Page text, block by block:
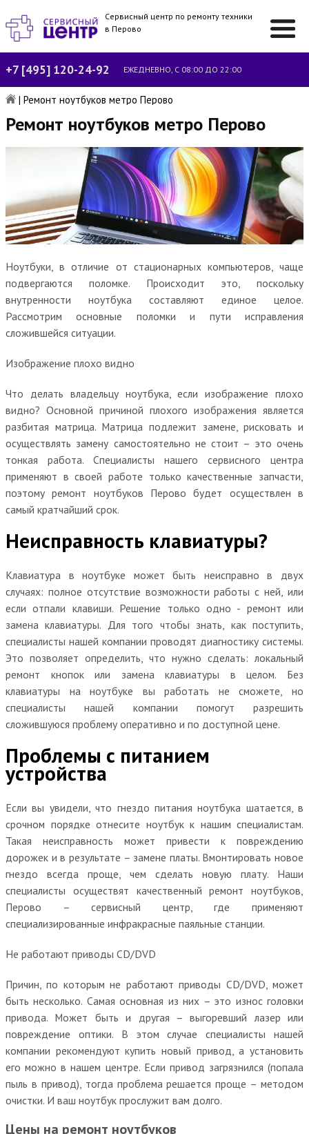
Сервисный центр по ремонту техники
в Перово
+7 [495] 120-24-92 ЕЖЕДНЕВНО, С 08:00 ДО 22:00
| Ремонт ноутбуков метро Перово
Ремонт ноутбуков метро Перово
Ноутбуки, в отличие от стационарных компьютеров, чаще
подвергаются поломке. Происходит это, поскольку
внутренности ноутбука составляют единое целое.
Рассмотрим основные поломки и пути исправления
сложившейся ситуации.
Изображение плохо видно
Что делать владельцу ноутбука, если изображение плохо
видно? Основной причиной плохого изображения является
разбитая матрица. Матрица подлежит замене, рисковать и
осуществлять замену самостоятельно не стоит – это очень
тонкая работа. Специалисты нашего сервисного центра
применяют в своей работе только качественные запчасти,
поэтому ремонт ноутбуков Перово будет осуществлен в
самый кратчайший срок.
Неисправность клавиатуры?
Клавиатура в ноутбуке может быть неисправно в двух
случаях: полное отсутствие возможности работы с ней, или
если отпали клавиши. Решение только одно - ремонт или
замена клавиатуры. Для того чтобы знать, как поступить,
специалисты нашей компании проводят диагностику системы.
Это позволяет определить, что нужно сделать: локальный
ремонт кнопок или замена клавиатуры в целом. Без
клавиатуры на ноутбуке вы работать не сможете, но
специалисты нашей компании помогут разрешить
сложившуюся проблему оперативно и по доступной цене.
Проблемы с питанием
устройства
Если вы увидели, что гнездо питания ноутбука шатается, в
срочном порядке отнесите ноутбук к нашим специалистам.
Такая неисправность может привести к повреждению
дорожек и в результате – замене платы. Вмонтировать новое
гнездо всегда проще, чем сделать новую плату. Наши
специалисты осуществят качественный ремонт ноутбуков,
Перово – сервисный центр, где применяют
специализированные инфракрасные паяльные станции.
Не работают приводы CD/DVD
Причин, по которым не работают приводы CD/DVD, может
быть несколько. Самая основная из них – это износ головки
привода. Может быть и другая – выгоревший лазер или
повреждение оптики. В этом случае специалисты нашей
компании рекомендуют купить новый привод, а установить
его можно в нашем центре. Если привод загрязнился (попала
пыль в привод), тогда проблема решается проще – методом
очистки. И ваш ноутбук прослужит вам долго.
Цены на ремонт ноутбуков